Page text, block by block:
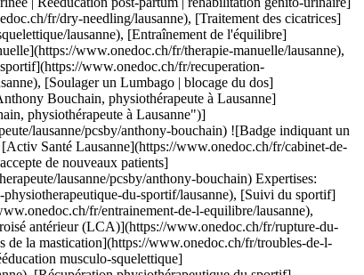
www.onedoc.ch/fr/cervicalgie/lausanne), [Dry Needling](https://www.onedoc.ch/fr/dry-needling/lausanne), [Entraînement de l'équilibre](https://www.onedoc.ch/fr/entrainement-de-l-equilibre/lausanne), [Récupération physiothérapeutique du sportif](https://www.onedoc.ch/fr/recuperation-physiotherapeutique-du-sportif/lausanne), [Bilan postural](https://www.onedoc.ch/fr/bilan-postural/lausanne), [Rééducation musculo-squelettique](https://www.onedoc.ch/fr/reeducation-musculo-squelettique/lausanne)Voir plus [![M. Antimo Errico, physiothérapeute à Lausanne](https://assets.onedoc.ch/images/users/2d3ece966b766f003dcfad4b368f132daeaa796b70169b57d3e9304ef8c81860-small.jpg "M. Antimo Errico, physiothérapeute à Lausanne")](https://www.onedoc.ch/fr/physiotherapeute/lausanne/pcsc7/antimo-errico) ### [M. Antimo Errico](https://www.onedoc.ch/fr/physiotherapeute/lausanne/pcsc7/antimo-errico) ![Badge indiquant un profil vérifié](https://www.onedoc.ch/assets/images/icons/checkmark.svg) [Physiothérapeute](https://www.onedoc.ch/fr/physiotherapeute/lausanne) [Physio 7 Lausanne](https://www.onedoc.ch/fr/cabinet-de-physiotherapie/lausanne/eqeu/physio-7-lausanne) Avenue de l'Avant-Poste 4 1005 Lausanne ![Icône patient avec un signe plus annonçant que le professionnel accepte de nouveaux patients](https://www.onedoc.ch/assets/images/icons/new-patients.svg)Accepte les nouveaux patients [Réserver un RDV](https://www.onedoc.ch/fr/physiotherapeute/lausanne/pcsc7/antimo-errico) Expertises:[Cervicalgie](https://www.onedoc.ch/fr/cervicalgie/lausanne), [Arthrose](https://www.onedoc.ch/fr/arthrose/lausanne), [Déchirure du ménisque | Rupture du ménisque | Lésion du ménisque](https://www.onedoc.ch/fr/dechirure-du-menisque-rupture-du-menisque-lesion-du-menisque/lausanne), [Dry Needling](https://www.onedoc.ch/fr/dry-needling/lausanne), [Rupture du ligament croisé antérieur (LCA) | Déchirure du ligament croisé antérieur (LCA)](https://www.onedoc.ch/fr/rupture-du-ligament-croise-anterieur-lca-dechirure-du-ligament-croise-anterieur-lca/lausanne), [Scoliose](https://www.onedoc.ch/fr/scoliose/lausanne), [Thérapie Manuelle](https://www.onedoc.ch/fr/therapie-manuelle/lausanne), [Bilan postural](https://www.onedoc.ch/fr/bilan-postural/lausanne), [Rééducation musculo-squelettique](https://www.onedoc.ch/fr/reeducation-musculo-squelettique/lausanne)Voir plus Expertises:[Cervicalgie](https://www.onedoc.ch/fr/cervicalgie/lausanne), [Arthrose](https://www.onedoc.ch/fr/arthrose/lausanne), [Déchirure du ménisque | Rupture du ménisque | Lésion du ménisque](https://www.onedoc.ch/fr/dechirure-du-menisque-rupture-du-menisque-lesion-du-menisque/lausanne), [Dry Needling](https://www.onedoc.ch/fr/dry-needling/lausanne), [Rupture du ligament croisé antérieur (LCA) | Déchirure du ligament croisé antérieur (LCA)](https://www.onedoc.ch/fr/rupture-du-ligament-croise-anterieur-lca-dechirure-du-ligament-croise-anterieur-lca/lausanne), [Scoliose](https://www.onedoc.ch/fr/scoliose/lausanne), [Thérapie Manuelle](https://www.onedoc.ch/fr/therapie-manuelle/lausanne), [Bilan postural](https://www.onedoc.ch/fr/bilan